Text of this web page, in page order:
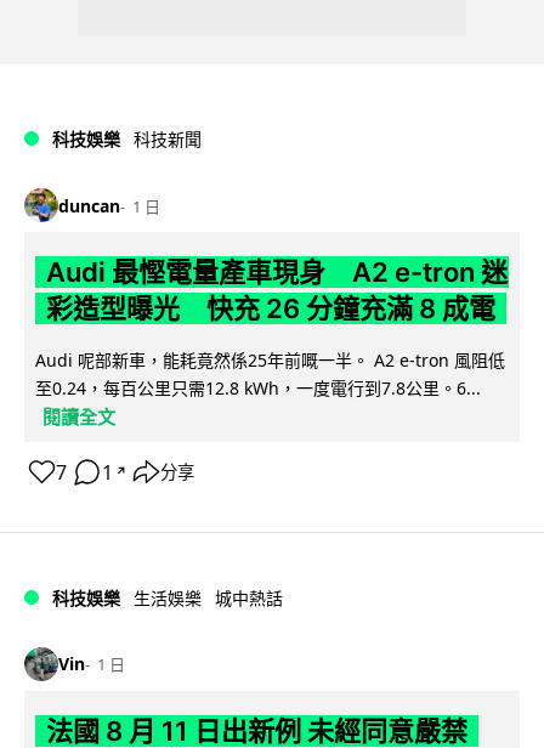
科技娛樂 科技新聞
duncan 1 日
Audi 最慳電量產車現身 A2 e-tron 迷
彩造型曝光 快充 26 分鐘充滿 8 成電
Audi 呢部新車，能耗竟然係25年前嘅一半。 A2 e-tron 風阻低
至0.24，每百公里只需12.8 kWh，一度電行到7.8公里。6...
閱讀全文
7 1 ↗ 分享
科技娛樂 生活娛樂 城中熱話
Vin 1 日
法國 8 月 11 日出新例 未經同意嚴禁